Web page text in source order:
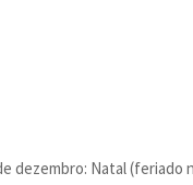
dezembro: Natal (feriado